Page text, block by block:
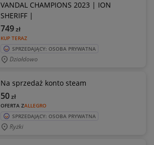
VANDAL CHAMPIONS 2023 | ION
SHERIFF |
KUP TERAZ
749zł
SPRZEDAJĄCY: OSOBA PRYWATNA
Działdowo
Na sprzedaż konto steam
OFERTA ZALLEGRO
50zł
SPRZEDAJĄCY: OSOBA PRYWATNA
Ryżki